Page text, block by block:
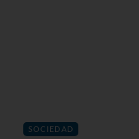
SOCIEDAD